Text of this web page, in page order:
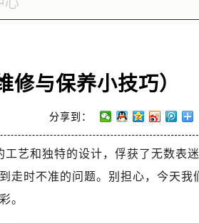
与保养小技巧）
分享到：
艺和独特的设计，俘获了无数表迷
走时不准的问题。别担心，今天我们
。